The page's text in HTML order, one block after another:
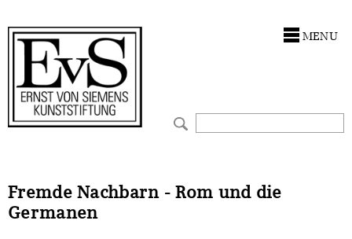
MENU
Fremde Nachbarn - Rom und die
Germanen
Förderphilosophie
Gremien
Presse und Neuigkeiten
Ankauf
Restaurierungen
Werkverzeichnisse